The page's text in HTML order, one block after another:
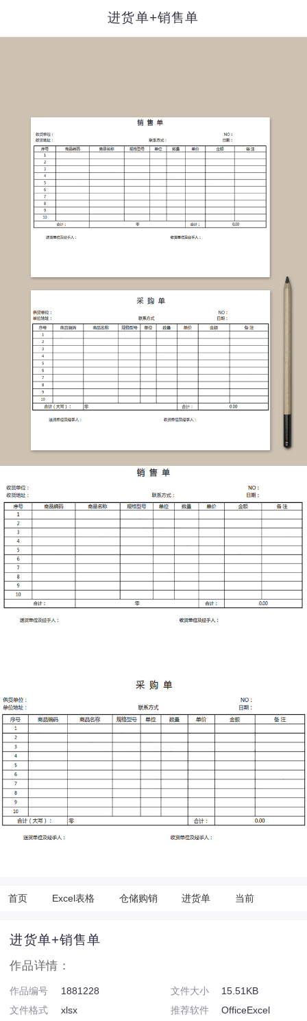
进货单+销售单
首页 Excel表格 仓储购销 进货单 当前
进货单+销售单
作品详情：
作品编号 1881228 文件大小
15.51KB
文件格式
xlsx 推荐软件
OfficeExcel